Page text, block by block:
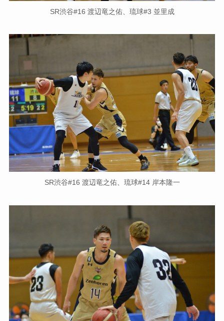
SR渋谷#16 渡辺竜之佑、琉球#3 並里成
SR渋谷#16 渡辺竜之佑、琉球#14 岸本隆一